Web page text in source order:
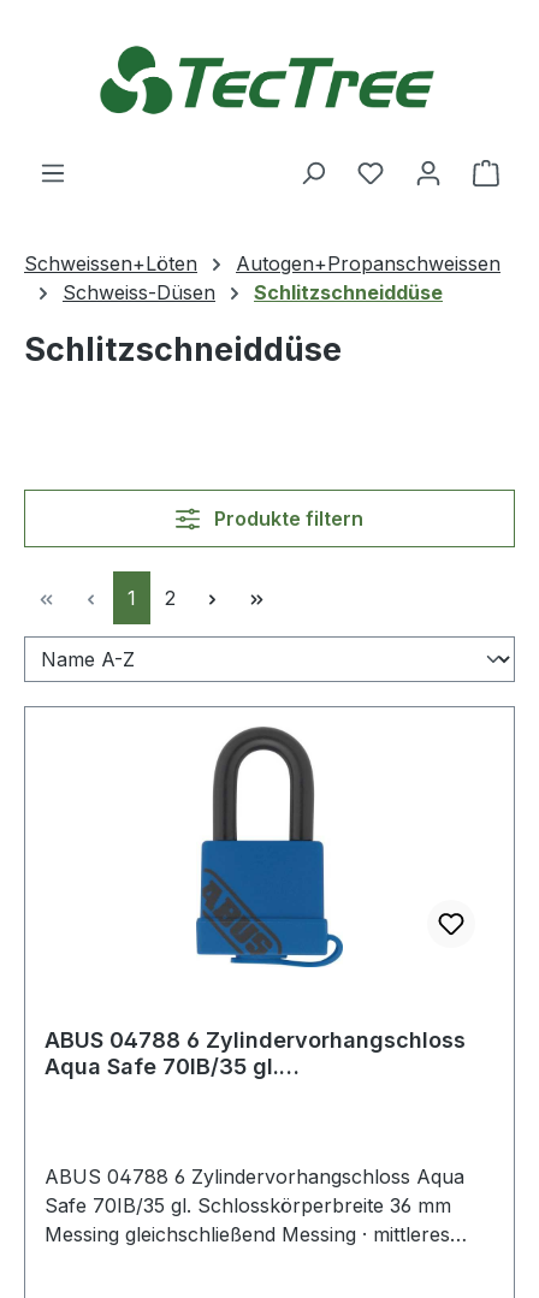
Du hast 0
Schweissen+Löten
Autogen+Propanschweissen
Schweiss-Düsen
Schlitzschneiddüse
Schlitzschneiddüse
Produkte filtern
Seite
1 Seite
2
ABUS 04788 6 Zylindervorhangschloss
Aqua Safe 70IB/35 gl.
ABUS 04788 6 Zylindervorhangschloss Aqua
Safe 70IB/35 gl. Schlosskörperbreite 36 mm
Messing gleichschließend Messing · mittleres